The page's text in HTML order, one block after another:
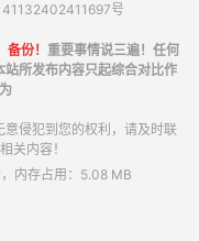
41132402411697号
份！ 重要事情说三遍！任何
所发布内容只起综合对比作
侵犯到您的权利，请及时联
关内容！
内存占用：5.08 MB